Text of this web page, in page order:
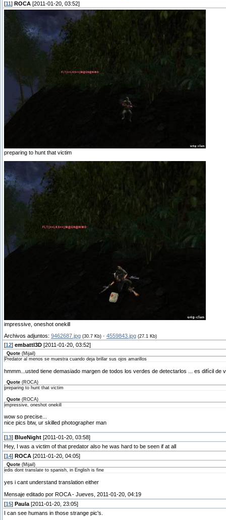
[11 ] ROCA [2011-01-20, 03:52]
preparing to hunt that victim
impressive, oneshot onekill
Archivos adjuntos: 9462687.jpg (30.7 Kb) · 4559843.jpg (27.1 Kb)
[12] embattl3D [2011-01-20, 03:52]
Quote (Mijail )
Predator al menos se muestra cuando deja brillar sus ojos amarillos
hmmm...usted tiene demasiado margen de todos los verdes de detectarlos ... es difícil de
Quote (ROCA)
preparing to hunt that victim
Quote (ROCA)
impressive, oneshot onekill
wow so precise...
nice pics btw, ur skilled photographer man
[13] BlueNight [2011-01-20, 03:58]
Hey, I was a victim of that predator also he was hard to be seen if at all
[14] ROCA [2011-01-20, 04:05]
Quote (Mijail )
edis dont translate to spanish, in English is fine
yes i cant understand translation either
Mensaje editado por ROCA- Jueves, 2011-01-20, 04:19
[15] Paula [2011-01-20, 23:05]
I can see humans in those strange pic's.